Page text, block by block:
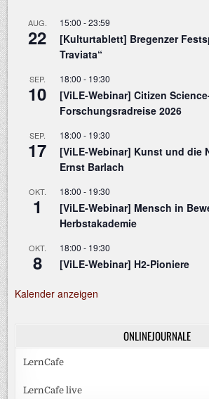
AUG.
22
15:00 -23:59
[Kulturtablett] Bregenzer
Traviata“
SEP.
10
18:00 - 19:30
[ViLE-Webinar] Citizen
Forschungsradreise 2026
SEP.
17
18:00 - 19:30
[ViLE-Webinar] Kunst und die
Ernst Barlach
OKT.
1
18:00 - 19:30
[ViLE-Webinar] Mensch in
Herbstakademie
OKT.
8
18:00 - 19:30
[ViLE-Webinar] H2-Pioniere
Kalender anzeigen
ONLINEJOURNALE
LernCafe
LernCafe live